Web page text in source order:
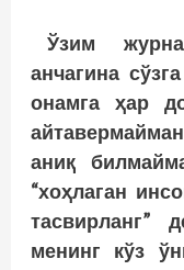
Ўзим
анчагина
онамга ҳар
аниқ
“хоҳлаган
тасвирланг”
менинг кўз